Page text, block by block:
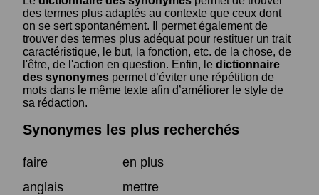
des termes plus adaptés au contexte que ceux dont
on se sert spontanément. Il permet également de
trouver des termes plus adéquat pour restituer un trait
caractéristique, le but, la fonction, etc. de la chose, de
l'être, de l'action en question. Enfin, le dictionnaire
des synonymes permet d’éviter une répétition de
mots dans le même texte afin d’améliorer le style de
sa rédaction.
Synonymes les plus recherchés
faire
en plus
anglais
mettre